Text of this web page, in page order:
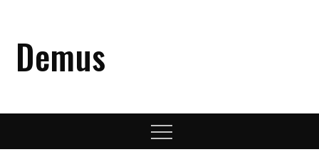
contentDemus
Menu